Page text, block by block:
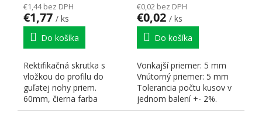
€1,44 bez DPH
€1,77 / ks
Do košíka
Rektifikačná skrutka s
vložkou do profilu do
guľatej nohy priem.
60mm, čierna farba
€0,02 bez DPH
€0,02 / ks
Do košíka
Vonkajší priemer: 5 mm
Vnútorný priemer: 5 mm
Tolerancia počtu kusov v
jednom balení +- 2%.